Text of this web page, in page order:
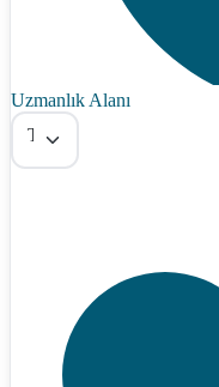
Uzmanlık Alanı
Tümü